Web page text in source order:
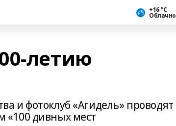
+16 °С
Облачно
летию
и фотоклуб «Агидель» проводят
«100 дивных мест